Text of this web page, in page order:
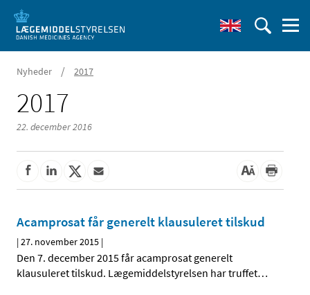
Nyheder / 2017
2017
22. december 2016
Acamprosat får generelt klausuleret tilskud
|27. november 2015 |
Den 7. december 2015 får acamprosat generelt
klausuleret tilskud. Lægemiddelstyrelsen har truffet…